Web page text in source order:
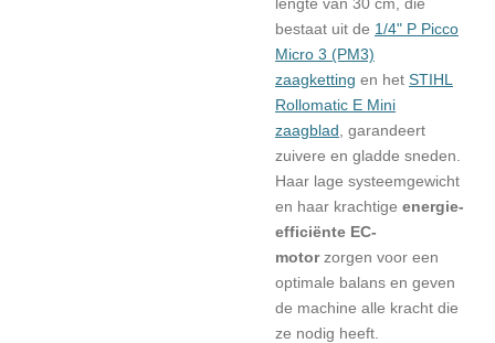
bestaat uit de 1/4" P Picco
Micro 3 (PM3)
zaagketting en het STIHL
Rollomatic E Mini
zaagblad , garandeert
zuivere en gladde sneden.
Haar lage systeemgewicht
en haar krachtige energie-
efficiënte EC-
motor zorgen voor een
optimale balans en geven
de machine alle kracht die
ze nodig heeft.